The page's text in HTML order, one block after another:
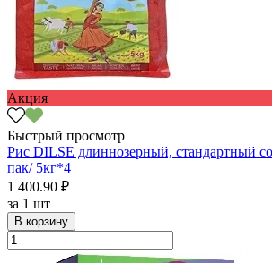
Акция
Быстрый просмотр
Рис DILSE длиннозерный, стандартный
пак/ 5кг*4
1 400.90 ₽
за 1 шт
В корзину